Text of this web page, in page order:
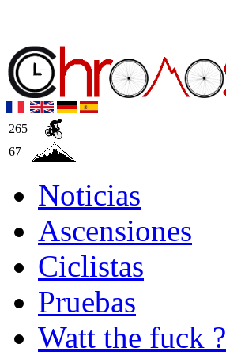
265
67
Noticias
Ascensiones
Ciclistas
Pruebas
Watt the fuck ?